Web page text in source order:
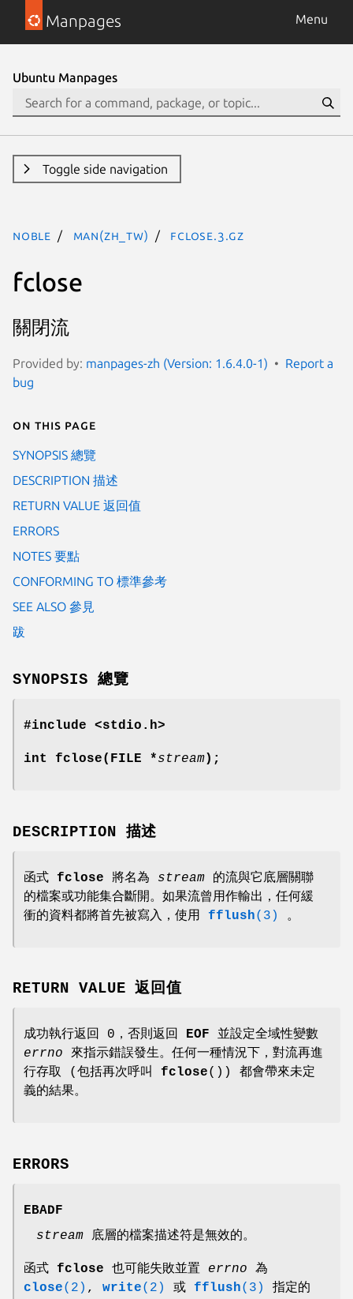
Manpages Menu
Ubuntu Manpages
Toggle side navigation
noble man(zh_TW) fclose.3.gz
fclose
關閉流
Provided by: manpages-zh (Version: 1.6.4.0-1)
Report a
bug
On this page
SYNOPSIS 總覽
DESCRIPTION 描述
RETURN VALUE 返回值
ERRORS
NOTES 要點
CONFORMING TO 標準參考
SEE ALSO 參見
跋
SYNOPSIS 總覽
#include <stdio.h>
int fclose(FILE *stream);
DESCRIPTION 描述
函式 fclose 將名為 stream 的流與它底層關聯
的檔案或功能集合斷開。如果流曾用作輸出，任何緩
衝的資料都將首先被寫入，使用 fflush(3) 。
RETURN VALUE 返回值
成功執行返回 0，否則返回 EOF 並設定全域性變數
errno 來指示錯誤發生。任何一種情況下，對流再進
行存取 (包括再次呼叫 fclose()) 都會帶來未定
義的結果。
ERRORS
EBADF
stream 底層的檔案描述符是無效的。
函式 fclose 也可能失敗並置 errno 為
close(2) , write(2) 或 fflush(3)
指定的